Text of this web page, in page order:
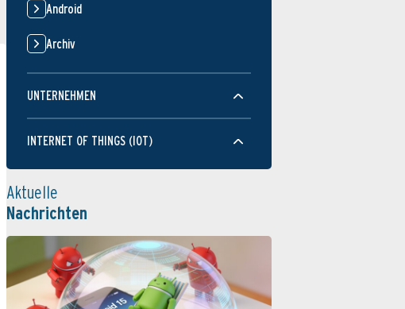
Android
Archiv
UNTERNEHMEN
INTERNET OF THINGS (IOT)
Aktuelle
Nachrichten